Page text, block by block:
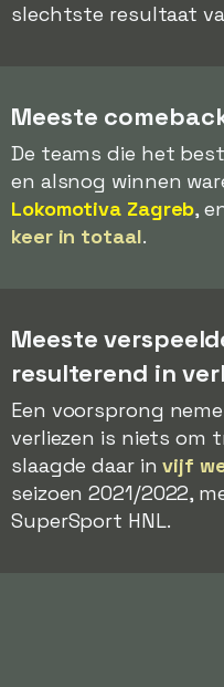
slechtste resultaat
Meeste
De teams die het
en alsnog winnen
Lokomotiva Zagreb,
keer in totaal.
Meeste
resulterend in
Een voorsprong
verliezen is niets om
slaagde daar invijf
seizoen 2021/2022,
SuperSport HNL.